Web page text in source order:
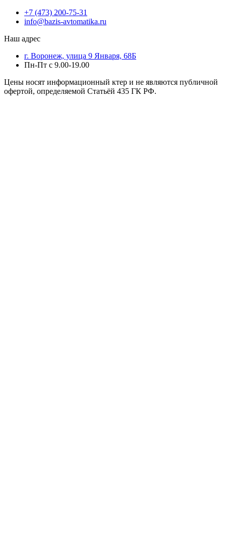
+7 (473) 200-75-31
info@bazis-avtomatika.ru
Наш адрес
г. Воронеж, улица 9 Января, 68Б
Пн-Пт с 9.00-19.00
Цены носят информационный ктер и не являются публичной
офертой, определяемой Статьёй 435 ГК РФ.